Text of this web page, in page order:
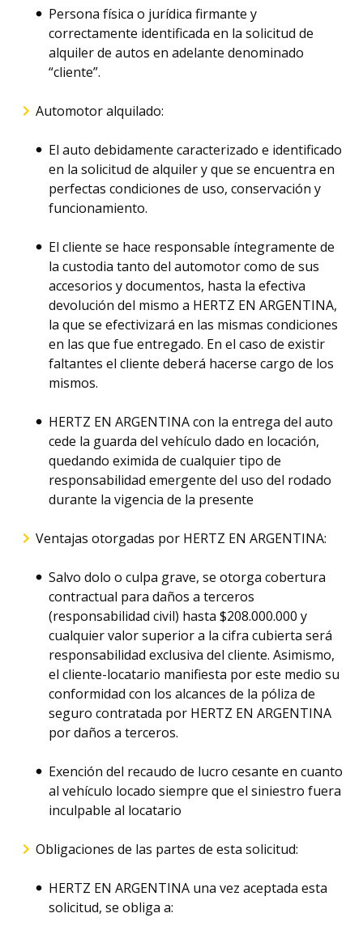
Persona física o jurídica firmante y
correctamente identificada en la solicitud de
alquiler de autos en adelante denominado
“cliente”.
Automotor alquilado:
El auto debidamente caracterizado e identificado
en la solicitud de alquiler y que se encuentra en
perfectas condiciones de uso, conservación y
funcionamiento.
El cliente se hace responsable íntegramente de
la custodia tanto del automotor como de sus
accesorios y documentos, hasta la efectiva
devolución del mismo a HERTZ EN ARGENTINA,
la que se efectivizará en las mismas condiciones
en las que fue entregado. En el caso de existir
faltantes el cliente deberá hacerse cargo de los
mismos.
HERTZ EN ARGENTINA con la entrega del auto
cede la guarda del vehículo dado en locación,
quedando eximida de cualquier tipo de
responsabilidad emergente del uso del rodado
durante la vigencia de la presente
Ventajas otorgadas por HERTZ EN ARGENTINA:
Salvo dolo o culpa grave, se otorga cobertura
contractual para daños a terceros
(responsabilidad civil) hasta $208.000.000 y
cualquier valor superior a la cifra cubierta será
responsabilidad exclusiva del cliente. Asimismo,
el cliente-locatario manifiesta por este medio su
conformidad con los alcances de la póliza de
seguro contratada por HERTZ EN ARGENTINA
por daños a terceros.
Exención del recaudo de lucro cesante en cuanto
al vehículo locado siempre que el siniestro fuera
inculpable al locatario
Obligaciones de las partes de esta solicitud:
HERTZ EN ARGENTINA una vez aceptada esta
solicitud, se obliga a: